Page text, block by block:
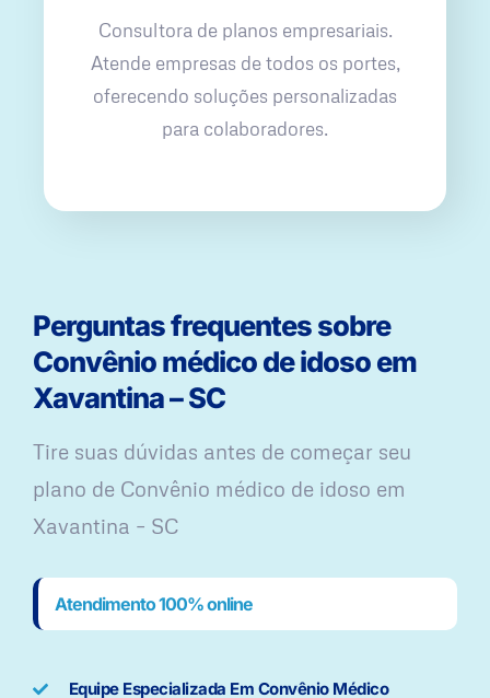
Consultora de planos empresariais.
Atende empresas de todos os portes,
oferecendo soluções personalizadas
para colaboradores.
Perguntas frequentes sobre
Convênio médico de idoso em
Xavantina – SC
Tire suas dúvidas antes de começar seu
plano ​de Convênio médico de idoso em
Xavantina – SC
Atendimento 100% online
Equipe Especializada Em Convênio Médico